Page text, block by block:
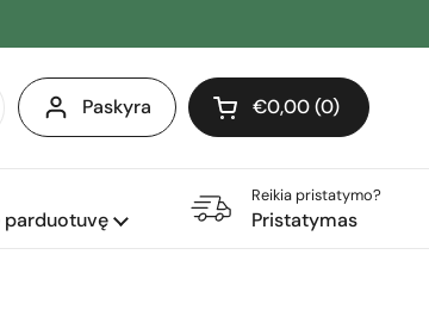
Paskyra Atidaryti krepšelį
Pirkinių krepšelis Iš
€0,00 0
produktai (-ų) yra
parduotuvę
Reikia pristatymo?
Pristatymas